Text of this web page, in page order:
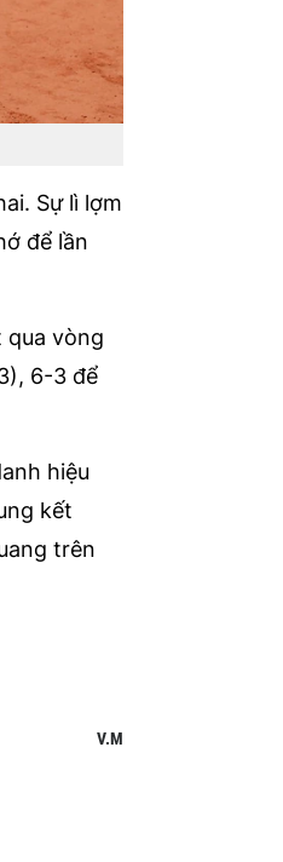
Sự lì lợm
để lần
qua vòng
6-3 để
hiệu
kết
trên
V.M